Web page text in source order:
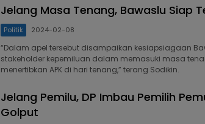
Jelang Masa Tenang, Bawaslu Siap
Politik 2024-02-08
“Dalam apel tersebut disampaikan kesiapsiagaan
stakeholder kepemiluan dalam memasuki masa
menertibkan APK di hari tenang,” terang Sodikin.
Jelang Pemilu, DP Imbau Pemilih
Golput